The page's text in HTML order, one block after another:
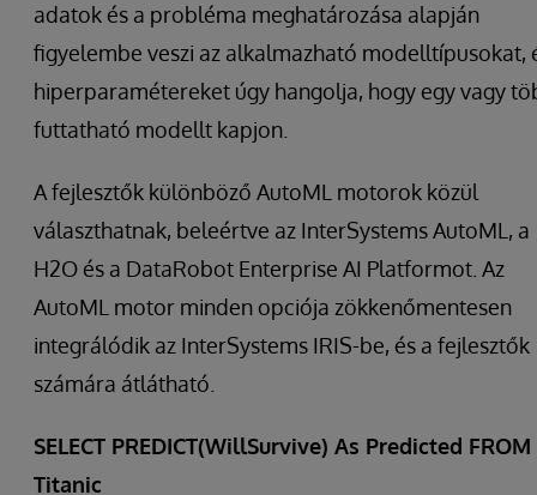
adatok és a probléma meghatározása alapján
figyelembe veszi az alkalmazható modelltípusokat,
hiperparamétereket úgy hangolja, hogy egy vagy
futtatható modellt kapjon.
A fejlesztők különböző AutoML motorok közül
választhatnak, beleértve az InterSystems AutoML, a
H2O és a DataRobot Enterprise AI Platformot. Az
AutoML motor minden opciója zökkenőmentesen
integrálódik az InterSystems IRIS-be, és a fejlesztők
számára átlátható.
SELECT PREDICT(WillSurvive) As Predicted FROM
Titanic